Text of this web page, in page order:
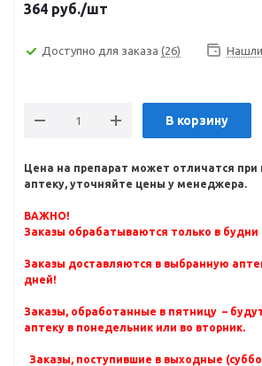
364 руб./шт
Доступно для заказа (26)
В корзину
Цена на препарат может отличатся при
аптеку, уточняйте цены у менеджера.
ВАЖНО!
Заказы обрабатываются только в будни
Заказы доставляются в выбранную
дней!
Заказы, обработанные в пятницу –
аптеку в понедельник или во вторник.
Заказы, поступившие в выходные